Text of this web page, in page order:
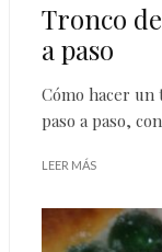
Tronco
a paso
Cómo hacer un
paso a paso,
LEER MÁS